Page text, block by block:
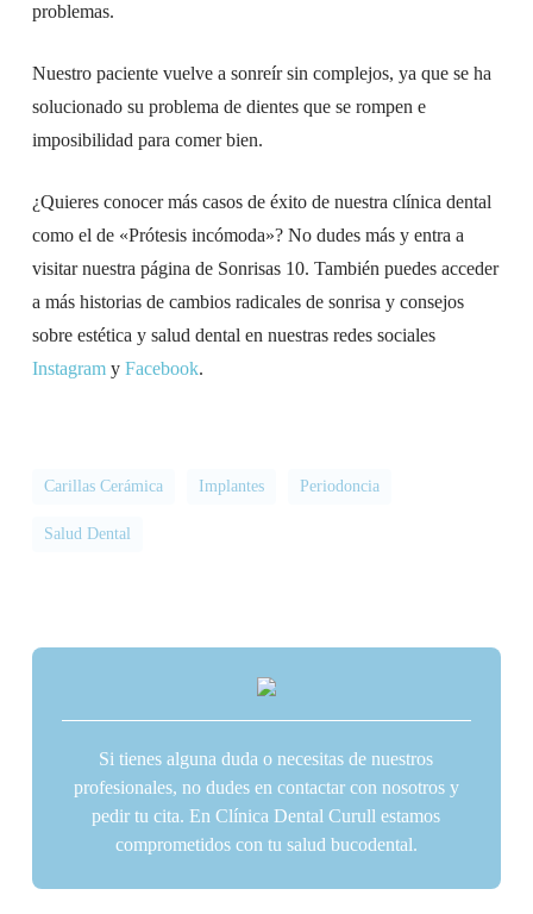
problemas.
Nuestro paciente vuelve a sonreír sin complejos, ya que se ha
solucionado su problema de dientes que se rompen e
imposibilidad para comer bien.
¿Quieres conocer más casos de éxito de nuestra clínica dental
como el de «Prótesis incómoda»? No dudes más y entra a
visitar nuestra página de Sonrisas 10. También puedes acceder
a más historias de cambios radicales de sonrisa y consejos
sobre estética y salud dental en nuestras redes sociales
Instagramy Facebook.
Carillas Cerámica Implantes Periodoncia
Salud Dental
Si tienes alguna duda o necesitas de nuestros
profesionales, no dudes en contactar con nosotros y
pedir tu cita. En Clínica Dental Curull estamos
comprometidos con tu salud bucodental.